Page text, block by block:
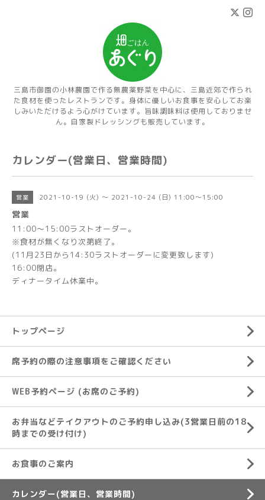
三島市御園の小林農園で作る無農薬野菜を中心に、三島近郊で作られ
た食材を使ったレストランです。身体に優しいお食事を安心してお楽
しみいただけるよう心がけています。旨味調味料は使用しておりませ
ん。自家製ドレッシングも販売しています。
カレンダー(営業日、営業時間)
営業 2021-10-19 (火) ～ 2021-10-24 (日) 11:00～15:00
営業
11:00～15:00ラストオーダー。
※食材が無くなり次第終了。
(11月23日から14:30ラストオーダーに変更致します)
16:00閉店。
ディナータイム休業中。
トップページ
席予約の際の注意事項をご確認ください
WEB予約ページ (お席のご予約)
お弁当などテイクアウトのご予約申し込み(3営業日前の18
時までの受け付け)
お食事のご案内
カレンダー(営業日、営業時間)